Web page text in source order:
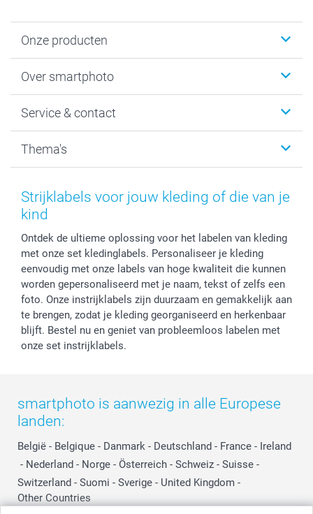
Onze producten
Fotoboeken
Fotocadeaus
Kaarten
Over smartphoto
Vacatures
Bestelproces
Herroepingsrecht
Privacy
Reviews
Prijslijst
Investor Relations
Service & contact
Tevredenheidsgarantie
Mijn orderstatus
smartbonus
service@smartphoto.nl
Affiliate partnerprogramma
Partnerships
Influencer partnerprogramma
Thema's
Baby
Moederdag
Huwelijk
Strijklabels voor jouw kleding of die van je
kind
Ontdek de ultieme oplossing voor het labelen van kleding
met onze set kledinglabels. Personaliseer je kleding
eenvoudig met onze labels van hoge kwaliteit die kunnen
worden gepersonaliseerd met je naam, tekst of zelfs een
foto. Onze instrijklabels zijn duurzaam en gemakkelijk aan
te brengen, zodat je kleding georganiseerd en herkenbaar
blijft. Bestel nu en geniet van probleemloos labelen met
onze set instrijklabels.
smartphoto is aanwezig in alle Europese
landen:
België - Belgique - Danmark - Deutschland - France - Ireland
- Nederland - Norge - Österreich - Schweiz - Suisse -
Switzerland - Suomi - Sverige - United Kingdom -
Other Countries